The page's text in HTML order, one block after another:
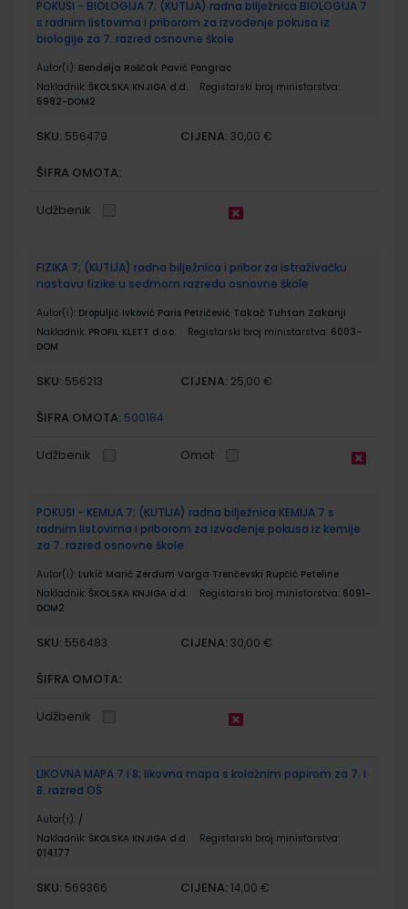
POKUSI - BIOLOGIJA 7; (KUTIJA) radna bilježnica BIOLOGIJA 7
s radnim listovima i priborom za izvođenje pokusa iz
biologije za 7. razred osnovne škole
Autor(i): Bendelja Roščak Pavić Pongrac
Nakladnik: ŠKOLSKA KNJIGA d.d.
Registarski broj ministarstva:
5982-DOM2
SKU: 556479 CIJENA: 30,00 €
ŠIFRA OMOTA:
Udžbenik
FIZIKA 7; (KUTIJA) radna bilježnica i pribor za istraživačku
nastavu fizike u sedmom razredu osnovne škole
Autor(i): Dropuljić Ivković Paris Petričević Takač Tuhtan Zakanji
Nakladnik: PROFIL KLETT d.o.o. Registarski broj ministarstva: 6003-
DOM
SKU: 556213 CIJENA: 25,00 €
ŠIFRA OMOTA: 500184
Udžbenik Omot
POKUSI - KEMIJA 7; (KUTIJA) radna bilježnica KEMIJA 7 s
radnim listovima i priborom za izvođenje pokusa iz kemije
za 7. razred osnovne škole
Autor(i): Lukić Marić Zerdum Varga Trenčevski Rupčić Peteline
Nakladnik: ŠKOLSKA KNJIGA d.d. Registarski broj ministarstva: 6091-
DOM2
SKU: 556483 CIJENA: 30,00 €
ŠIFRA OMOTA:
Udžbenik
LIKOVNA MAPA 7 i 8; likovna mapa s kolažnim papirom za 7. i
8. razred OŠ
Autor(i): /
Nakladnik: ŠKOLSKA KNJIGA d.d.
Registarski broj ministarstva:
014177
SKU: 569366 CIJENA: 14,00 €